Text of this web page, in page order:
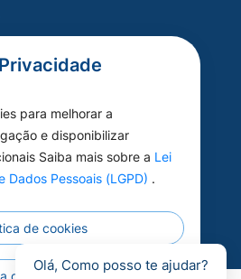
Privacidade
para melhorar a
e disponibilizar
Saiba mais sobre a Lei
Dados Pessoais (LGPD) .
de cookies
de privacidade
Olá, Como posso te ajudar?